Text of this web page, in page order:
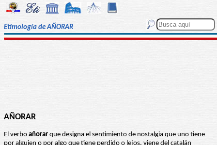
Etimología de AÑORAR
AÑORAR
El verbo añorar que designa el sentimiento de nostalgia que uno tiene
por alguien o por algo que tiene perdido o lejos, viene del catalán